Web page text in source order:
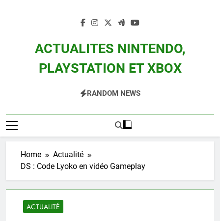
ACTUALITES NINTENDO,
PLAYSTATION ET XBOX
Zelda, Splatoon, Pokemon Entre Autres
RANDOM NEWS
Home
Actualité
DS : Code Lyoko en vidéo Gameplay
ACTUALITÉ